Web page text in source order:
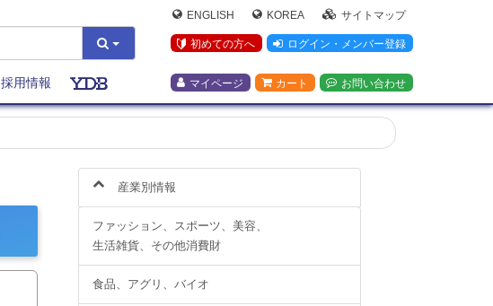
ENGLISH KOREA サイトマップ
初めての方へ ログイン・メンバー登録
マイページ カート お問い合わせ
採用情報
産業別情報
ファッション、スポーツ、美容、
生活雑貨、その他消費財
食品、アグリ、バイオ